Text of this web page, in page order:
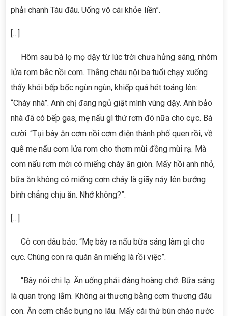
phải chanh Tàu đâu. Uống vô cái khỏe liền”.
[…]
Hôm sau bà lọ mọ dậy từ lúc trời chưa hửng sáng, nhóm
lửa rơm bắc nồi cơm. Thằng cháu nội ba tuổi chạy xuống
thấy khói bếp bốc ngùn ngùn, khiếp quá hét toáng lên:
“Cháy nhà”. Anh chị đang ngủ giật mình vùng dậy. Anh bảo
nhà đã có bếp gas, mẹ nấu gì thứ rơm đó nữa cho cực. Bà
cười: “Tụi bây ăn cơm nồi cơm điện thành phố quen rồi, về
quê mẹ nấu cơm lửa rơm cho thơm mùi đồng mùi rạ. Mà
cơm nấu rơm mới có miếng cháy ăn giòn. Mấy hồi anh nhỏ,
bữa ăn không có miếng cơm cháy là giãy nảy lên bướng
bỉnh chẳng chịu ăn. Nhớ không?”.
[…]
Cô con dâu bảo: “Mẹ bày ra nấu bữa sáng làm gì cho
cực. Chúng con ra quán ăn miếng là rồi việc”.
“Bây nói chi lạ. Ăn uống phải đàng hoàng chớ. Bữa sáng
là quan trọng lắm. Không ai thương bằng cơm thương đâu
con. Ăn cơm chắc bụng no lâu. Mấy cái thứ bún cháo nước